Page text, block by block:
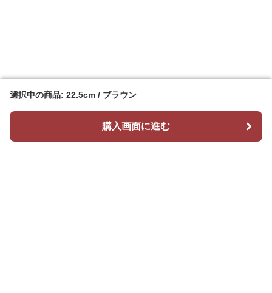
選択中の商品: 22.5cm / ブラウン
購入画面に進む
選択中の商品: 22.5cm / ブラウン
購入画面に進む